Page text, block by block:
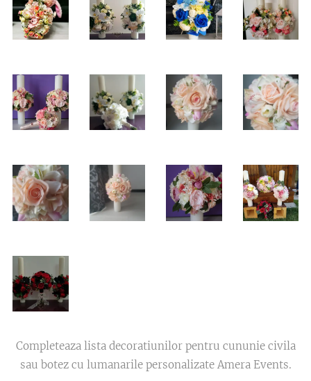
Completeaza lista decoratiunilor pentru cununie civila
sau botez cu lumanarile personalizate Amera Events.